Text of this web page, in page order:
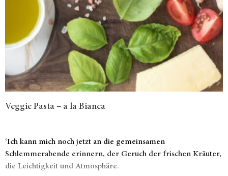
Veggie Pasta – a la Bianca
‘Ich kann mich noch jetzt an die gemeinsamen
Schlemmerabende erinnern, der Geruch der frischen Kräuter,
die Leichtigkeit und Atmosphäre.